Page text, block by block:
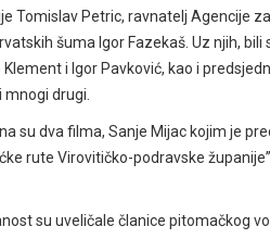
Tomislav Petric, ravnatelj Agencije
šuma Igor Fazekaš. Uz njih,
i Igor Pavković, kao i
drugi.
su dva filma, Sanje Mijac kojim je
rute Virovitičko-podravske
su uveličale članice pitomačkog